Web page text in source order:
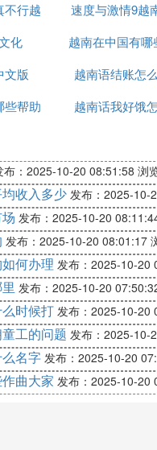
力，以及急于同美国
南、美国、越南南方
个月内，美军全部撤出
国失败了！~
的时候，美国人
国家，地形以山岳丛
，问题来了，美国军
害无辜平民导致人道
会伤害无辜的平民百
有军队，而且还有
孺老幼，给平民的
。
军队没有在越南采取
南战争期间犯下
自第二次世界大战
暴行而成为残疾。美
一个小报曾经报道了
不行越
速度与激情9越
时候上映
化
越南在中国有哪
文版 越南语结账怎
些帮助
越南话我好饿
布：2025-10-20 08:51:58 浏
收入多少 发布：2025-10-
发布：2025-10-20
发布：2025-10-20 08:01:17
何办理 发布：2025-10-20
发布：2025-10-20
时候打 发布：2025-10-20
工的问题 发布：2025-10-
名字 发布：2025-10-20
曲大家 发布：2025-10-20